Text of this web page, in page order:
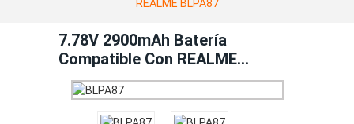
REALME BLPA87
7.78V 2900mAh Batería
Compatible Con REALME
BLPA87